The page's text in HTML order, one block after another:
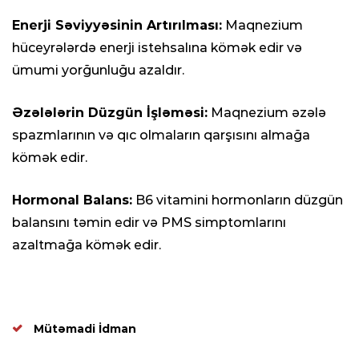
Enerji Səviyyəsinin Artırılması: Maqnezium
hüceyrələrdə enerji istehsalına kömək edir və
ümumi yorğunluğu azaldır.
Əzələlərin Düzgün İşləməsi: Maqnezium əzələ
spazmlarının və qıc olmaların qarşısını almağa
kömək edir.
Hormonal Balans: B6 vitamini hormonların düzgün
balansını təmin edir və PMS simptomlarını
azaltmağa kömək edir.
Mütəmadi İdman